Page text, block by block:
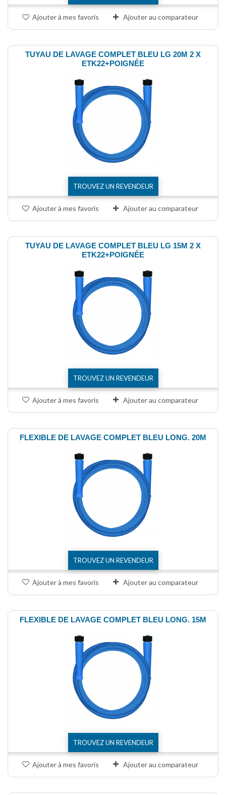
Ajouter à mes favoris Ajouter au comparateur
TUYAU DE LAVAGE COMPLET BLEU LG 20M 2 X
ETK22+POIGNÉE
TROUVEZ UN REVENDEUR
Ajouter à mes favoris Ajouter au comparateur
TUYAU DE LAVAGE COMPLET BLEU LG 15M 2 X
ETK22+POIGNÉE
TROUVEZ UN REVENDEUR
Ajouter à mes favoris Ajouter au comparateur
FLEXIBLE DE LAVAGE COMPLET BLEU LONG. 20M
TROUVEZ UN REVENDEUR
Ajouter à mes favoris Ajouter au comparateur
FLEXIBLE DE LAVAGE COMPLET BLEU LONG. 15M
TROUVEZ UN REVENDEUR
Ajouter à mes favoris Ajouter au comparateur